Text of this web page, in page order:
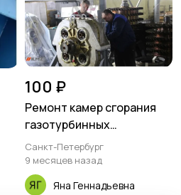
100 ₽
Ремонт камер сгорания
газотурбинных
двигателей и жаровых
труб
Санкт-Петербург
9 месяцев назад
Яна Геннадьевна